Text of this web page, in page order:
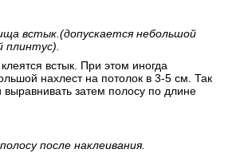
встык.(допускается небольшой
плинтус).
встык. При этом иногда
нахлест на потолок в 3-5 см. Так
выравнивать затем полосу по длине
после наклеивания.